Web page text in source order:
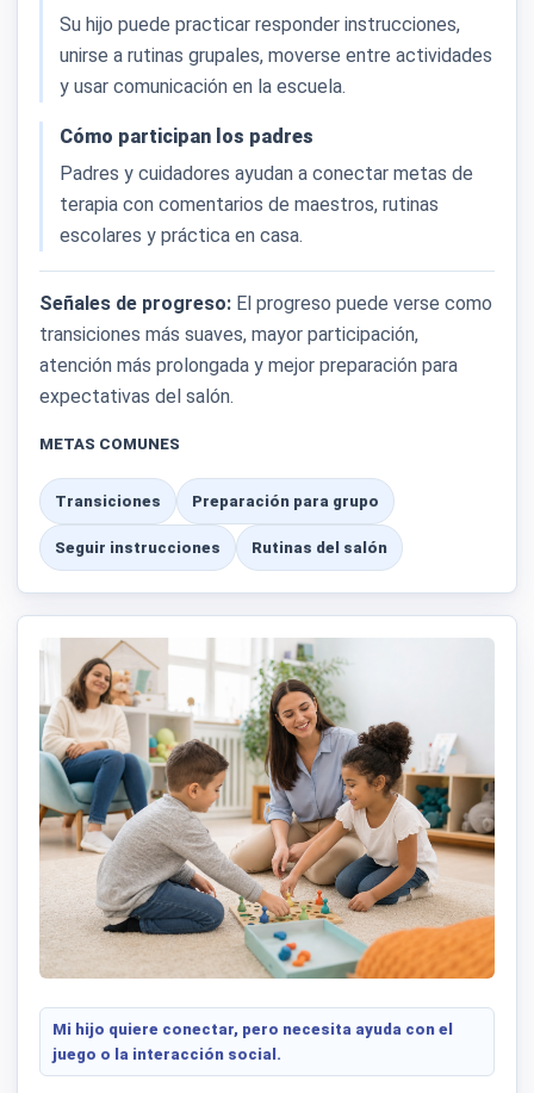
Su hijo puede practicar responder instrucciones,
unirse a rutinas grupales, moverse entre actividades
y usar comunicación en la escuela.
Cómo participan los padres
Padres y cuidadores ayudan a conectar metas de
terapia con comentarios de maestros, rutinas
escolares y práctica en casa.
Señales de progreso: El progreso puede verse como
transiciones más suaves, mayor participación,
atención más prolongada y mejor preparación para
expectativas del salón.
METAS COMUNES
Transiciones Preparación para grupo
Seguir instrucciones Rutinas del salón
Mi hijo quiere conectar, pero necesita ayuda con el
juego o la interacción social.